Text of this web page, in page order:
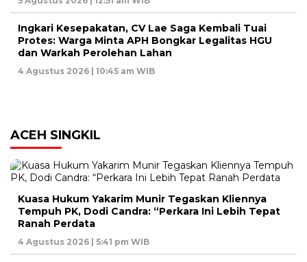
Ingkari Kesepakatan, CV Lae Saga Kembali Tuai
Protes: Warga Minta APH Bongkar Legalitas HGU
dan Warkah Perolehan Lahan
4 Agustus 2026 | 10:45 am WIB
ACEH SINGKIL
Kuasa Hukum Yakarim Munir Tegaskan Kliennya
Tempuh PK, Dodi Candra: “Perkara Ini Lebih Tepat
Ranah Perdata
4 Agustus 2026 | 5:41 pm WIB